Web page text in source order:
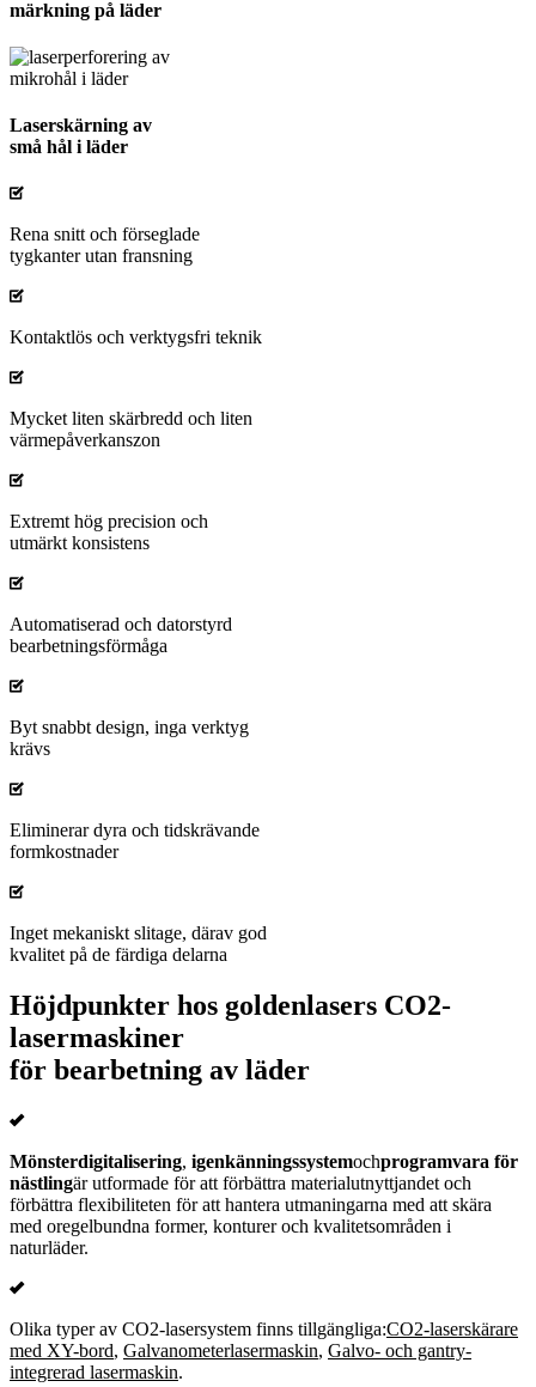
märkning på läder
Laserskärning av
små hål i läder
Rena snitt och förseglade
tygkanter utan fransning
Kontaktlös och verktygsfri teknik
Mycket liten skärbredd och liten
värmepåverkanszon
Extremt hög precision och
utmärkt konsistens
Automatiserad och datorstyrd
bearbetningsförmåga
Byt snabbt design, inga verktyg
krävs
Eliminerar dyra och tidskrävande
formkostnader
Inget mekaniskt slitage, därav god
kvalitet på de färdiga delarna
Höjdpunkter hos goldenlasers CO2-
lasermaskiner
för bearbetning av läder
Mönsterdigitalisering, igenkänningssystemochprogramvara för
nästlingär utformade för att förbättra materialutnyttjandet och
förbättra flexibiliteten för att hantera utmaningarna med att skära
med oregelbundna former, konturer och kvalitetsområden i
naturläder.
Olika typer av CO2-lasersystem finns tillgängliga:CO2-laserskärare
med XY-bord, Galvanometerlasermaskin, Galvo- och gantry-
integrerad lasermaskin.